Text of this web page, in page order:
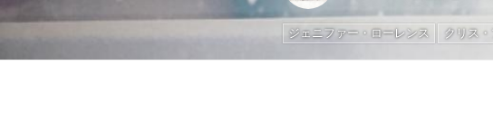
ジェニファー・ローレンス クリス